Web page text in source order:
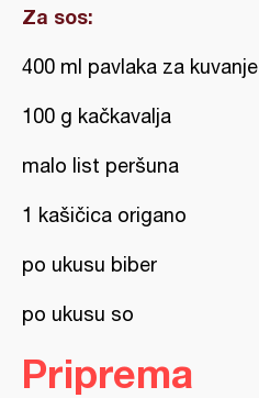
Za sos:
400 ml pavlaka za kuvanje
100 g kačkavalja
malo list peršuna
1 kašičica origano
po ukusu biber
po ukusu so
Priprema